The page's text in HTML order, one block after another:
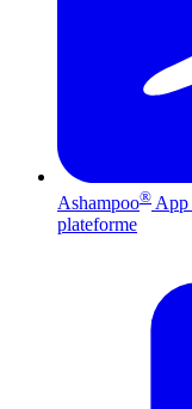
Ashampoo® App
plateforme